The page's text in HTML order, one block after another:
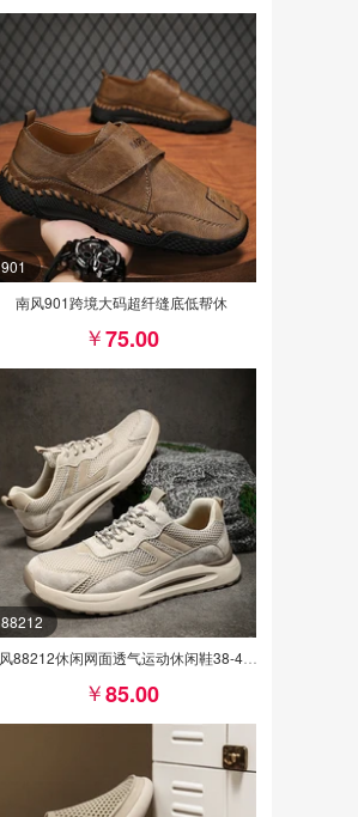
901
南风901跨境大码超纤缝底低帮休
75.00
88212
南风88212休闲网面透气运动休闲鞋38-44皮鞋码批85
85.00